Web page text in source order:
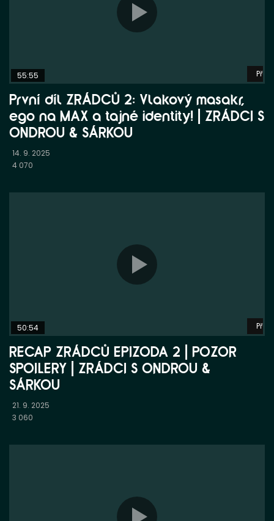
55:55
První díl ZRÁDCŮ 2: Vlakový masakr,
ego na MAX a tajné identity! | ZRÁDCI S
ONDROU & SÁRKOU
14. 9. 2025
4 070
50:54
RECAP ZRÁDCŮ EPIZODA 2 | POZOR
SPOILERY | ZRÁDCI S ONDROU &
SÁRKOU
21. 9. 2025
3 060